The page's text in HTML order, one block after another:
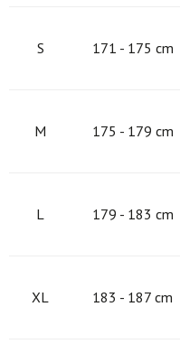
S 171 - 175 cm
M 175 - 179 cm
L 179 - 183 cm
XL 183 - 187 cm